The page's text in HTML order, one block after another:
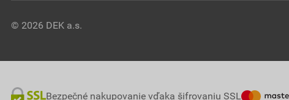
© 2026 DEK a.s.
Bezpečné nakupovanie vďaka šifrovaniu SSL